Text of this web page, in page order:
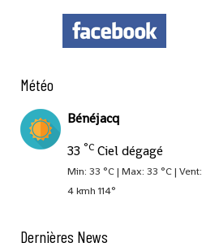
Météo
Bénéjacq
33 °C Ciel dégagé
Min: 33 °C | Max: 33 °C | Vent:
4 kmh 114°
Dernières News